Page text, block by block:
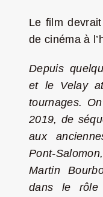
Le film
de cinéma à
Depuis
et le Velay
tournages.
2019, de
aux
Pont-
Martin
dans le rôle